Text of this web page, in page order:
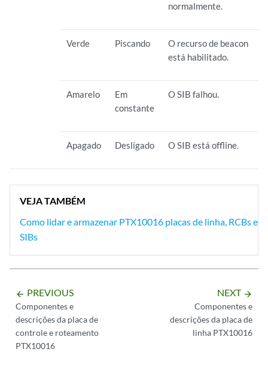
normalmente.
Verde Piscando
O recurso de beacon
está habilitado.
Amarelo
Em
constante
O SIB falhou.
Apagado Desligado O SIB está offline.
VEJA TAMBÉM
Como lidar e armazenar PTX10016 placas de linha, RCBs e
SIBs
arrow_backward PREVIOUS
Componentes e
descrições da placa de
controle e roteamento
PTX10016
NEXT arrow_forward
Componentes e
descrições da placa de
linha PTX10016